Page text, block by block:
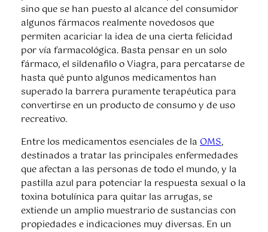
sino que se han puesto al alcance del consumidor
algunos fármacos realmente novedosos que
permiten acariciar la idea de una cierta felicidad
por vía farmacológica. Basta pensar en un solo
fármaco, el sildenafilo o Viagra, para percatarse de
hasta qué punto algunos medicamentos han
superado la barrera puramente terapéutica para
convertirse en un producto de consumo y de uso
recreativo.
Entre los medicamentos esenciales de laOMS,
destinados a tratar las principales enfermedades
que afectan a las personas de todo el mundo, y la
pastilla azul para potenciar la respuesta sexual o la
toxina botulínica para quitar las arrugas, se
extiende un amplio muestrario de sustancias con
propiedades e indicaciones muy diversas. En un